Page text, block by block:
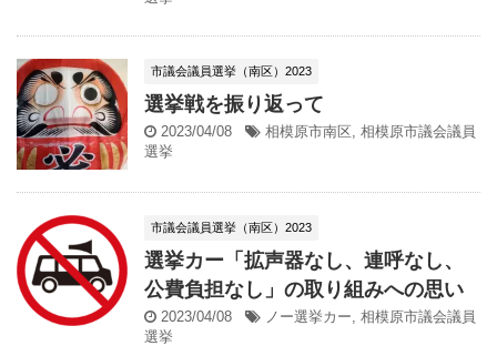
市議会議員選挙（南区）2023
選挙戦を振り返って
2023/04/08 相模原市南区, 相模原市議会議員
選挙
市議会議員選挙（南区）2023
選挙カー「拡声器なし、連呼なし、
公費負担なし」の取り組みへの思い
2023/04/08 ノー選挙カー, 相模原市議会議員
選挙